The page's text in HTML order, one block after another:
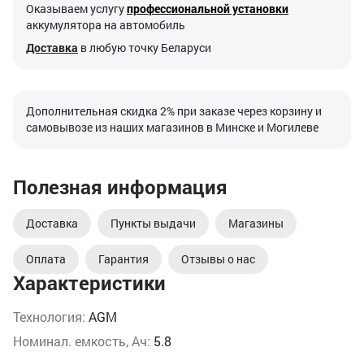
Характеристики
Технология: AGM
Номинал. емкость, Ач: 5.8
Оказываем услугупрофессиональной установки
аккумулятора на автомобиль
Доставка в любую точку Беларуси
Дополнительная скидка 2% при заказе через корзину и
самовывозе из наших магазинов в Минске и Могилеве
Полезная информация
Доставка Пункты выдачи Магазины
Оплата Гарантия Отзывы о нас